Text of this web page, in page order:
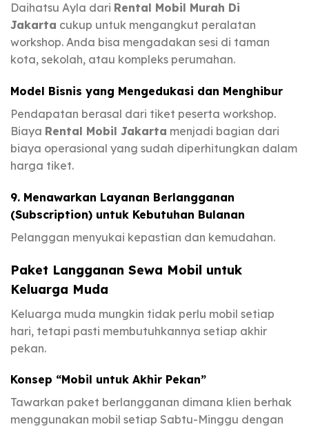
Daihatsu Ayla dari Rental Mobil Murah Di
Jakarta cukup untuk mengangkut peralatan
workshop. Anda bisa mengadakan sesi di taman
kota, sekolah, atau kompleks perumahan.
Model Bisnis yang Mengedukasi dan Menghibur
Pendapatan berasal dari tiket peserta workshop.
Biaya Rental Mobil Jakarta menjadi bagian dari
biaya operasional yang sudah diperhitungkan dalam
harga tiket.
9. Menawarkan Layanan Berlangganan
(Subscription) untuk Kebutuhan Bulanan
Pelanggan menyukai kepastian dan kemudahan.
Paket Langganan Sewa Mobil untuk
Keluarga Muda
Keluarga muda mungkin tidak perlu mobil setiap
hari, tetapi pasti membutuhkannya setiap akhir
pekan.
Konsep “Mobil untuk Akhir Pekan”
Tawarkan paket berlangganan dimana klien berhak
menggunakan mobil setiap Sabtu-Minggu dengan